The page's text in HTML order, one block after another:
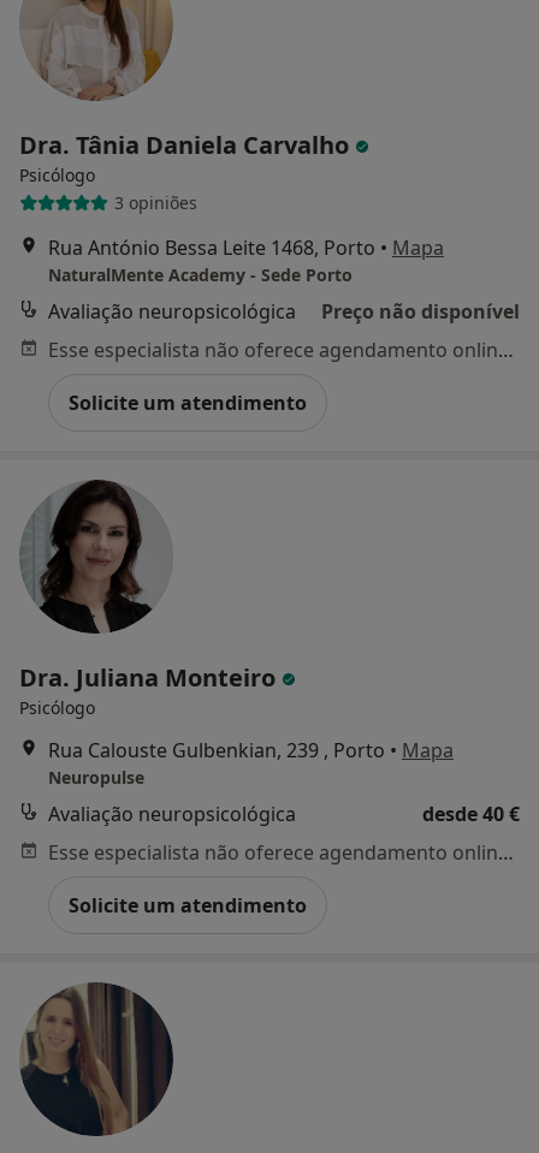
Dra. Tânia Daniela Carvalho
Psicólogo
3 opiniões
Rua António Bessa Leite 1468, Porto • Mapa
NaturalMente Academy - Sede Porto
Avaliação neuropsicológica
Preço não disponível
Esse especialista não oferece agendamento online para esse endereço.
Solicite um atendimento
Dra. Juliana Monteiro
Psicólogo
Rua Calouste Gulbenkian, 239 , Porto • Mapa
Neuropulse
Avaliação neuropsicológica
desde 40 €
Esse especialista não oferece agendamento online para esse endereço.
Solicite um atendimento